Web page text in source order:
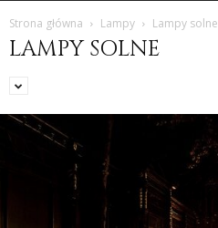
Strona główna Lampy Lampy solne
LAMPY SOLNE